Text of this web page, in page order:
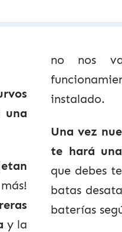
una
y la
no nos
instalado.
Una vez
te hará
que debes
batas
baterías